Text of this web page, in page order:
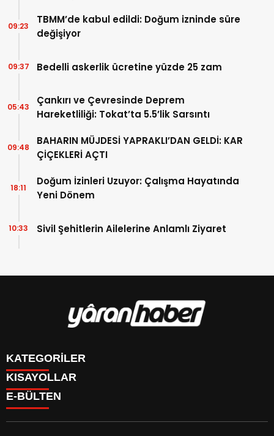
TBMM’de kabul edildi: Doğum izninde süre
değişiyor
09:23
Bedelli askerlik ücretine yüzde 25 zam
09:37
Çankırı ve Çevresinde Deprem
Hareketliliği: Tokat’ta 5.5’lik Sarsıntı
05:43
BAHARIN MÜJDESİ YAPRAKLI’DAN GELDİ: KAR
ÇİÇEKLERİ AÇTI
09:48
Doğum İzinleri Uzuyor: Çalışma Hayatında
Yeni Dönem
18:11
Sivil Şehitlerin Ailelerine Anlamlı Ziyaret
10:33
KATEGORİLER
Manşet
Gündem
KISAYOLLAR
CANLI BORSA
FİKSTÜR
E-BÜLTEN